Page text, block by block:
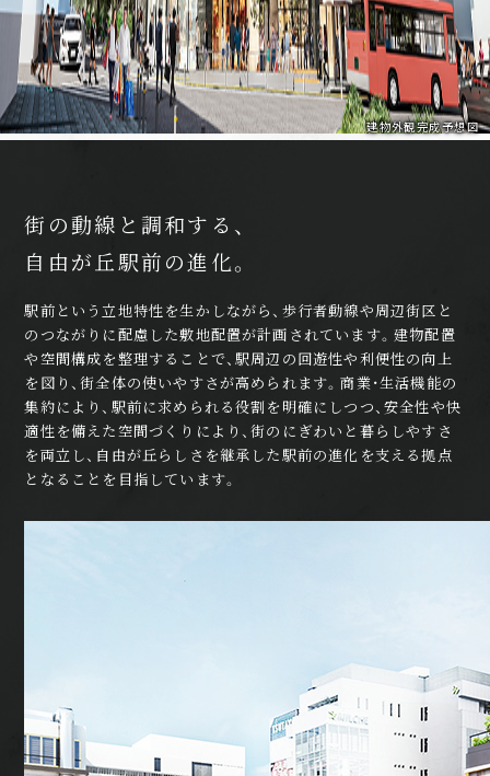
建物外観完成予想図
街の動線と調和する、
自由が丘駅前の進化。
駅前という立地特性を生かしながら、歩行者動線や周辺街区と
のつながりに配慮した敷地配置が計画されています。建物配置
や空間構成を整理することで、駅周辺の回遊性や利便性の向上
を図り、街全体の使いやすさが高められます。商業・生活機能の
集約により、駅前に求められる役割を明確にしつつ、安全性や快
適性を備えた空間づくりにより、街のにぎわいと暮らしやすさ
を両立し、自由が丘らしさを継承した駅前の進化を支える拠点
となることを目指しています。